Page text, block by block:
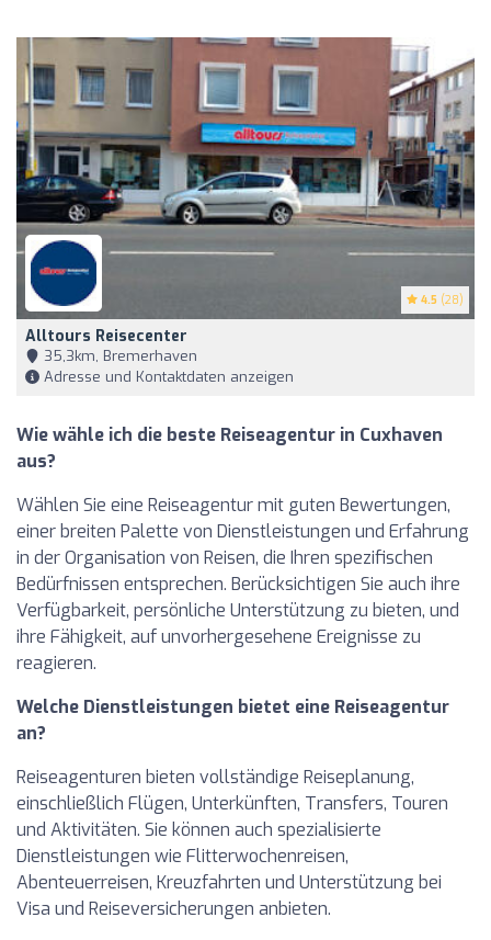
4.5 (28)
Alltours Reisecenter
35,3km, Bremerhaven
Adresse und Kontaktdaten anzeigen
Wie wähle ich die beste Reiseagentur in Cuxhaven
aus?
Wählen Sie eine Reiseagentur mit guten Bewertungen,
einer breiten Palette von Dienstleistungen und Erfahrung
in der Organisation von Reisen, die Ihren spezifischen
Bedürfnissen entsprechen. Berücksichtigen Sie auch ihre
Verfügbarkeit, persönliche Unterstützung zu bieten, und
ihre Fähigkeit, auf unvorhergesehene Ereignisse zu
reagieren.
Welche Dienstleistungen bietet eine Reiseagentur
an?
Reiseagenturen bieten vollständige Reiseplanung,
einschließlich Flügen, Unterkünften, Transfers, Touren
und Aktivitäten. Sie können auch spezialisierte
Dienstleistungen wie Flitterwochenreisen,
Abenteuerreisen, Kreuzfahrten und Unterstützung bei
Visa und Reiseversicherungen anbieten.